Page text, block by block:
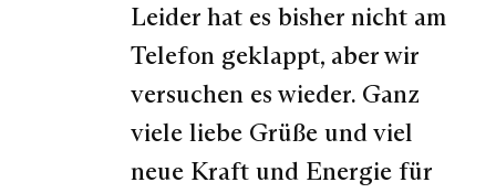
Leider hat es bisher nicht am
Telefon geklappt, aber wir
versuchen es wieder. Ganz
viele liebe Grüße und viel
neue Kraft und Energie für